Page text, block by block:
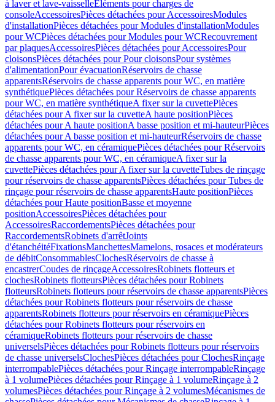
à laver et lave-vaisselleEléments pour charges de
consoleAccessoiresPièces détachées pour AccessoiresModules
d'installationPièces détachées pour Modules d'installationModules
pour WCPièces détachées pour Modules pour WCRecouvrement
par plaquesAccessoiresPièces détachées pour AccessoiresPour
cloisonsPièces détachées pour Pour cloisonsPour systèmes
d'alimentationPour évacuationRéservoirs de chasse
apparentsRéservoirs de chasse apparents pour WC, en matière
synthétiquePièces détachées pour Réservoirs de chasse apparents
pour WC, en matière synthétiqueA fixer sur la cuvettePièces
détachées pour A fixer sur la cuvetteA haute positionPièces
détachées pour A haute positionA basse position et mi-hauteurPièces
détachées pour A basse position et mi-hauteurRéservoirs de chasse
apparents pour WC, en céramiquePièces détachées pour Réservoirs
de chasse apparents pour WC, en céramiqueA fixer sur la
cuvettePièces détachées pour A fixer sur la cuvetteTubes de rinçage
pour réservoirs de chasse apparentsPièces détachées pour Tubes de
rinçage pour réservoirs de chasse apparentsHaute positionPièces
détachées pour Haute positionBasse et moyenne
positionAccessoiresPièces détachées pour
AccessoiresRaccordementsPièces détachées pour
RaccordementsRobinets d'arrêtJoints
d'étanchéitéFixationsManchettesMamelons, rosaces et modérateurs
de débitConsommablesClochesRéservoirs de chasse à
encastrerCoudes de rinçageAccessoiresRobinets flotteurs et
clochesRobinets flotteursPièces détachées pour Robinets
flotteursRobinets flotteurs pour réservoirs de chasse apparentsPièces
détachées pour Robinets flotteurs pour réservoirs de chasse
apparentsRobinets flotteurs pour réservoirs en céramiquePièces
détachées pour Robinets flotteurs pour réservoirs en
céramiqueRobinets flotteurs pour réservoirs de chasse
universelsPièces détachées pour Robinets flotteurs pour réservoirs
de chasse universelsClochesPièces détachées pour ClochesRinçage
interrompablePièces détachées pour Rinçage interrompableRinçage
à 1 volumePièces détachées pour Rinçage à 1 volumeRinçage à 2
volumesPièces détachées pour Rinçage à 2 volumesMécanismes de